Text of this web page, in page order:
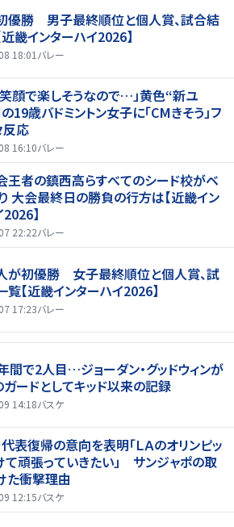
優勝 男子最終順位と個人賞、試合結
畿インターハイ2026】
18:01 バレー
笑顔で楽しそうなので…」黄色“新ユ
19歳バドミントン女子に「CMきそう」フ
反応
16:10バレー
王者の鎮西高らすべてのシード校がベ
大会最終日の勝負の行方は【近畿イン
】
22:22バレー
が初優勝 女子最終順位と個人賞、試
【近畿インターハイ2026】
17:23バレー
間で2人目…ジョーダン・グッドウィンが
ガードとしてキッド以来の記録
14:18バスケ
表復帰の意向を表明「ＬＡのオリンピッ
て頑張っていきたい」 サンジャポの取
た衝撃理由
12:15バスケ